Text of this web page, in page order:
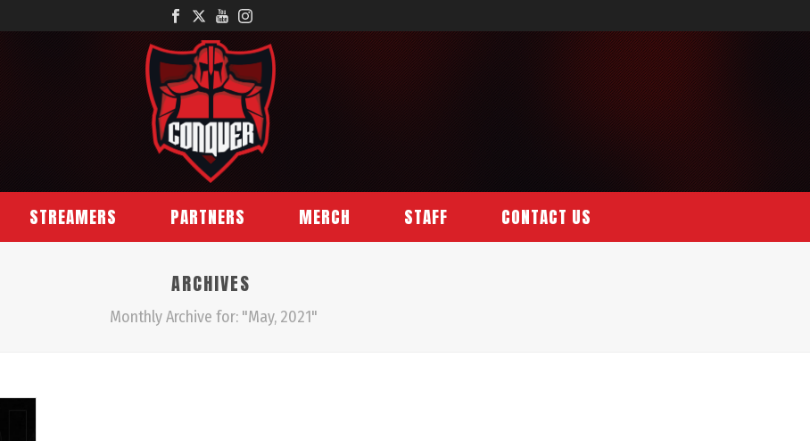
STREAMERS PARTNERS MERCH STAFF CONTACT US
ARCHIVES
Monthly Archive for: "May, 2021"